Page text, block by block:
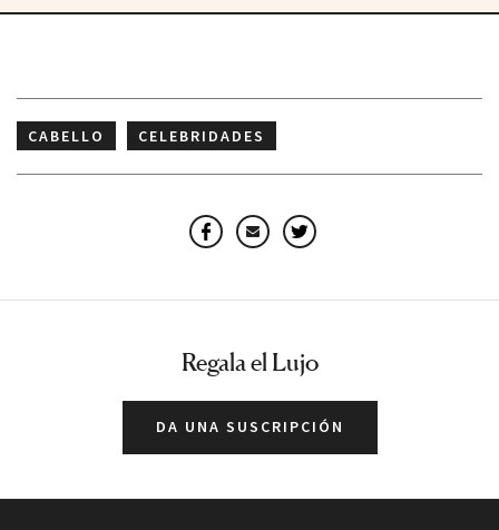
CABELLO
CELEBRIDADES
CUIDADO DE LA PIEL
ROSTRO
Facebook
EmailTwitter
Regala el Lujo
DA UNA SUSCRIPCIÓN